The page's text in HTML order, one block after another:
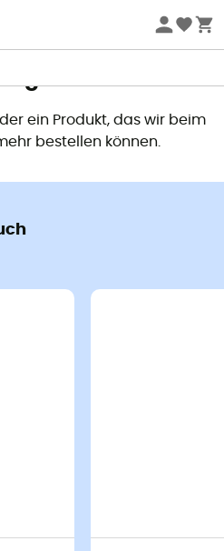
ist nicht mehr
ein Produkt, das wir beim
bestellen können.